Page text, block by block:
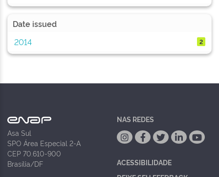
Date issued
2014
2
Asa Sul
SPO Área Especial 2-A
CEP 70.610-900
Brasília/DF
NAS REDES
ACESSIBILIDADE